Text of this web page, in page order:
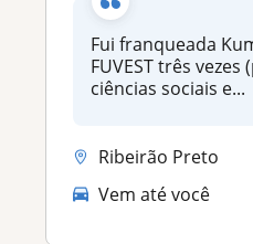
Fui franqueada
FUVEST três vezes
ciências sociais e...
Ribeirão Preto
Vem até você